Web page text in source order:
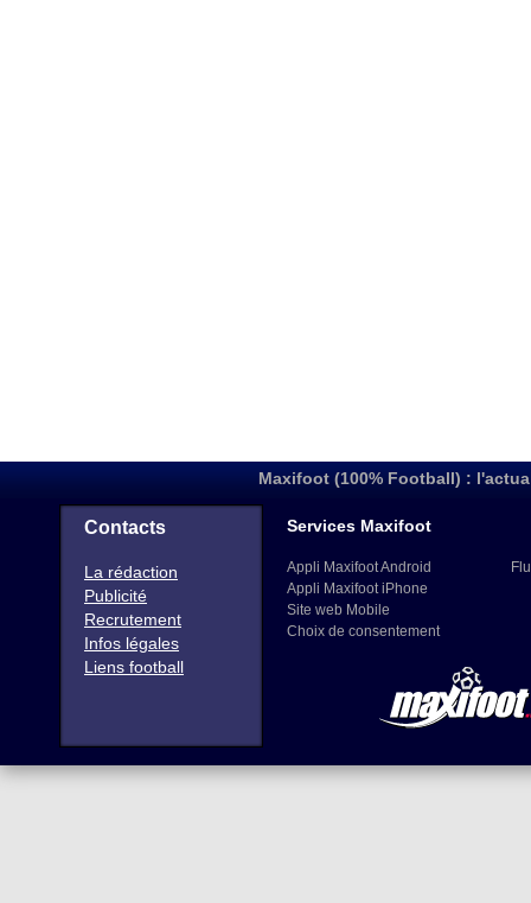
Maxifoot (100% Football) :
Contacts
La rédaction
Publicité
Recrutement
Infos légales
Liens football
Services Maxifoot
Appli Maxifoot Android
Appli Maxifoot iPhone
Site web Mobile
Choix de consentement